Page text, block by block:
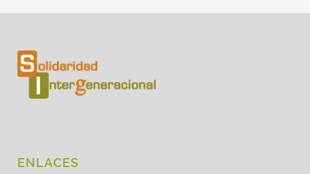
ENLACES